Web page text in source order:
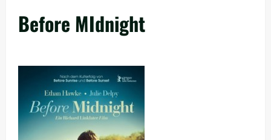
Before MIdnight